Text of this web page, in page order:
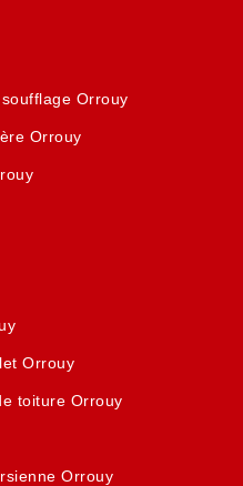
Orrouy
Orrouy
Orrouy
toiture Orrouy
Orrouy